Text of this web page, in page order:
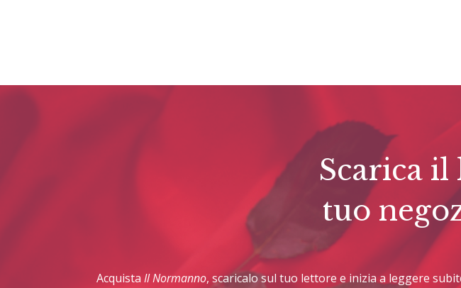
Scarica
tuo
Acquista Il Normanno, scaricalo sul tuo lettore e inizia a leggere